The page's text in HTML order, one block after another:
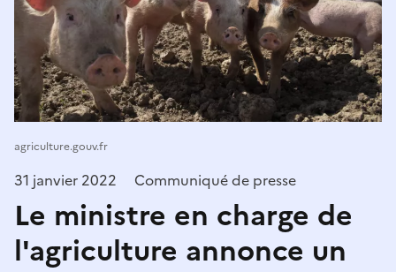
agriculture.gouv.fr
31 janvier 2022 Communiqué de presse
Le ministre en charge de
l'agriculture annonce un